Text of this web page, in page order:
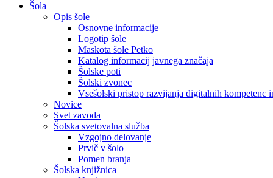
Šola
Opis šole
Osnovne informacije
Logotip šole
Maskota šole Petko
Katalog informacij javnega značaja
Šolske poti
Šolski zvonec
Vsešolski pristop razvijanja digitalnih kompetenc
Novice
Svet zavoda
Šolska svetovalna služba
Vzgojno delovanje
Prvič v šolo
Pomen branja
Šolska knjižnica